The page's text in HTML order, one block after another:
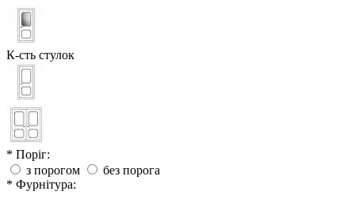
К-сть стулок
* Поріг:
з порогом
без порога
* Фурнітура: